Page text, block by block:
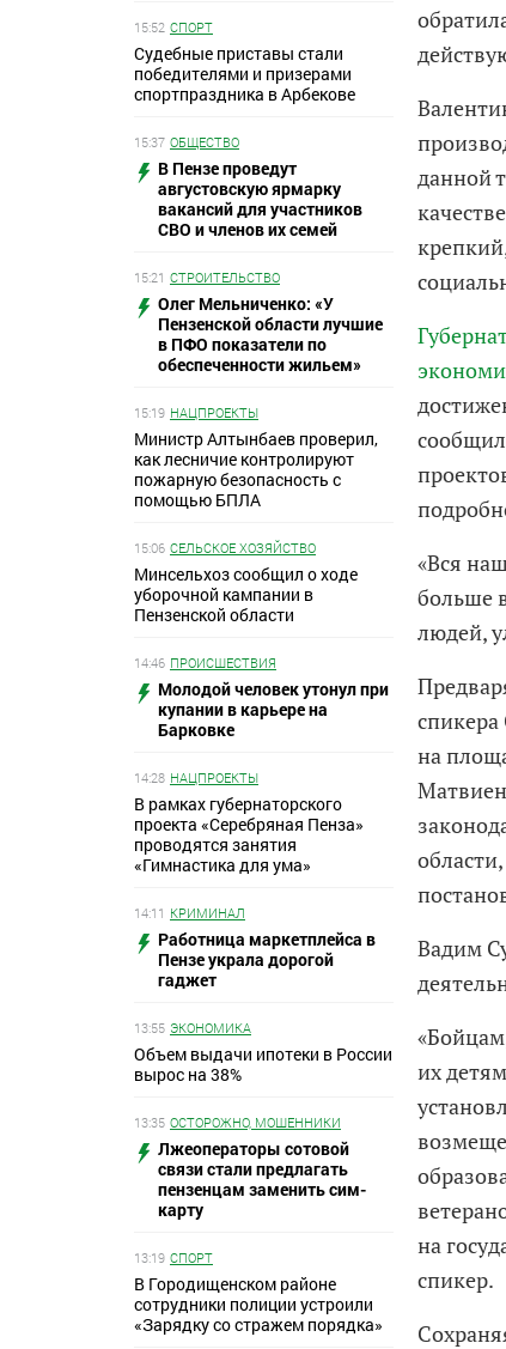
15:52 СПОРТ
Судебные приставы стали
победителями и призерами
спортпраздника в Арбекове
15:37 ОБЩЕСТВО
В Пензе проведут
августовскую ярмарку
вакансий для участников
СВО и членов их семей
15:21 СТРОИТЕЛЬСТВО
Олег Мельниченко: «У
Пензенской области лучшие
в ПФО показатели по
обеспеченности жильем»
15:19 НАЦПРОЕКТЫ
Министр Алтынбаев проверил,
как лесничие контролируют
пожарную безопасность с
помощью БПЛА
15:06 СЕЛЬСКОЕ ХОЗЯЙСТВО
Минсельхоз сообщил о ходе
уборочной кампании в
Пензенской области
14:46 ПРОИСШЕСТВИЯ
Молодой человек утонул при
купании в карьере на
Барковке
14:28 НАЦПРОЕКТЫ
В рамках губернаторского
проекта «Серебряная Пенза»
проводятся занятия
«Гимнастика для ума»
14:11 КРИМИНАЛ
Работница маркетплейса в
Пензе украла дорогой
гаджет
13:55 ЭКОНОМИКА
Объем выдачи ипотеки в России
вырос на 38%
13:35 ОСТОРОЖНО, МОШЕННИКИ
Лжеоператоры сотовой
связи стали предлагать
пензенцам заменить сим-
карту
13:19 СПОРТ
В Городищенском районе
сотрудники полиции устроили
«Зарядку со стражем порядка»
данной
«Вся
больше
людей,
на
Вадим
их
на
спикер.